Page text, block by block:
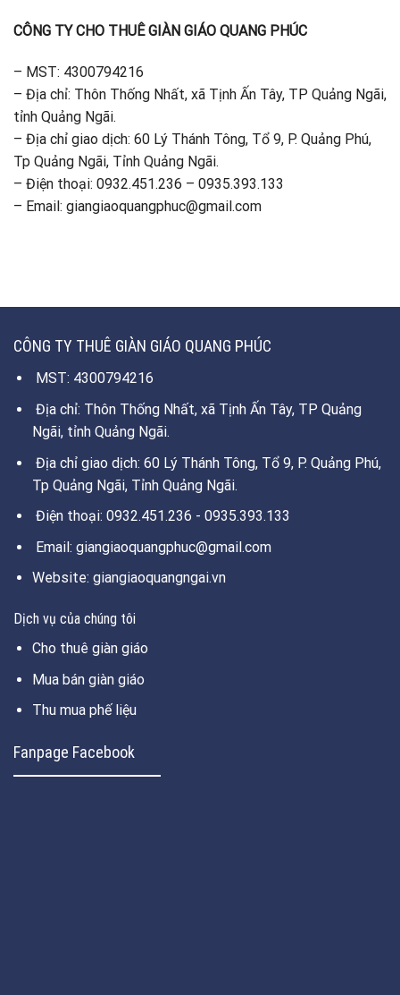
CÔNG TY CHO THUÊ GIÀN GIÁO QUANG PHÚC
– MST: 4300794216
– Địa chỉ: Thôn Thống Nhất, xã Tịnh Ấn Tây, TP Quảng Ngãi,
tỉnh Quảng Ngãi.
– Địa chỉ giao dịch: 60 Lý Thánh Tông, Tổ 9, P. Quảng Phú,
Tp Quảng Ngãi, Tỉnh Quảng Ngãi.
– Điện thoại: 0932.451.236 – 0935.393.133
– Email: giangiaoquangphuc@gmail.com
CÔNG TY THUÊ GIÀN GIÁO QUANG PHÚC
MST: 4300794216
Địa chỉ: Thôn Thống Nhất, xã Tịnh Ấn Tây, TP Quảng
Ngãi, tỉnh Quảng Ngãi.
Địa chỉ giao dịch: 60 Lý Thánh Tông, Tổ 9, P. Quảng Phú,
Tp Quảng Ngãi, Tỉnh Quảng Ngãi.
Điện thoại: 0932.451.236 - 0935.393.133
Email: giangiaoquangphuc@gmail.com
Website: giangiaoquangngai.vn
Dịch vụ của chúng tôi
Cho thuê giàn giáo
Mua bán giàn giáo
Thu mua phế liệu
Fanpage Facebook